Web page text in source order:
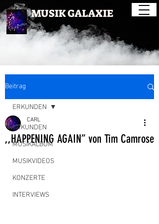
MUSIK GALAXIE
Beitrag
ERKUNDEN
MUSIKALBUM
MUSIKVIDEOS
KONZERTE
INTERVIEWS
ERKUNDEN
,,HAPPENING AGAIN” von Tim Camrose
CARL